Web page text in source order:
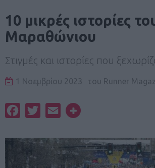
10 μικρές ιστορίες
Μαραθώνιου
Στιγμές και ιστορίες που
1 Νοεμβρίου 2023 του Runner
FacebookTwitterEmail